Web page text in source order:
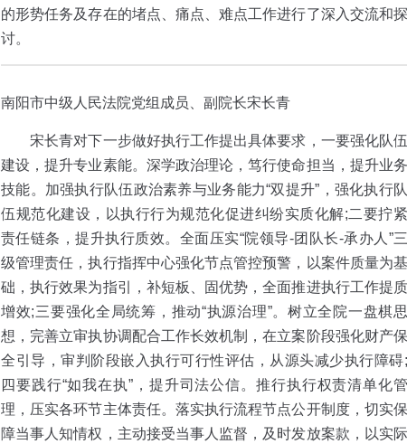
的形势任务及存在的堵点、痛点、难点工作进行了深入交流和探
讨。
南阳市中级人民法院党组成员、副院长宋长青
宋长青对下一步做好执行工作提出具体要求，一要强化队伍
建设，提升专业素能。深学政治理论，笃行使命担当，提升业务
技能。加强执行队伍政治素养与业务能力“双提升”，强化执行队
伍规范化建设，以执行行为规范化促进纠纷实质化解;二要拧紧
责任链条，提升执行质效。全面压实“院领导-团队长-承办人”三
级管理责任，执行指挥中心强化节点管控预警，以案件质量为基
础，执行效果为指引，补短板、固优势，全面推进执行工作提质
增效;三要强化全局统筹，推动“执源治理”。树立全院一盘棋思
想，完善立审执协调配合工作长效机制，在立案阶段强化财产保
全引导，审判阶段嵌入执行可行性评估，从源头减少执行障碍;
四要践行“如我在执”，提升司法公信。推行执行权责清单化管
理，压实各环节主体责任。落实执行流程节点公开制度，切实保
障当事人知情权，主动接受当事人监督，及时发放案款，以实际